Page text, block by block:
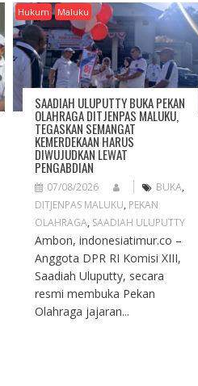
Hukum Maluku
SAADIAH ULUPUTTY BUKA PEKAN
OLAHRAGA DITJENPAS MALUKU,
TEGASKAN SEMANGAT
KEMERDEKAAN HARUS
DIWUJUDKAN LEWAT
PENGABDIAN
07/08/2026 BUKA,
DITJENPAS MALUKU, PEKAN
OLAHRAGA, SAADIAH ULUPUTTY
Ambon, indonesiatimur.co –
Anggota DPR RI Komisi XIII,
Saadiah Uluputty, secara
resmi membuka Pekan
Olahraga jajaran...